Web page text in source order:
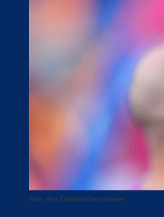
Foto: Alex Caparros/Getty Images